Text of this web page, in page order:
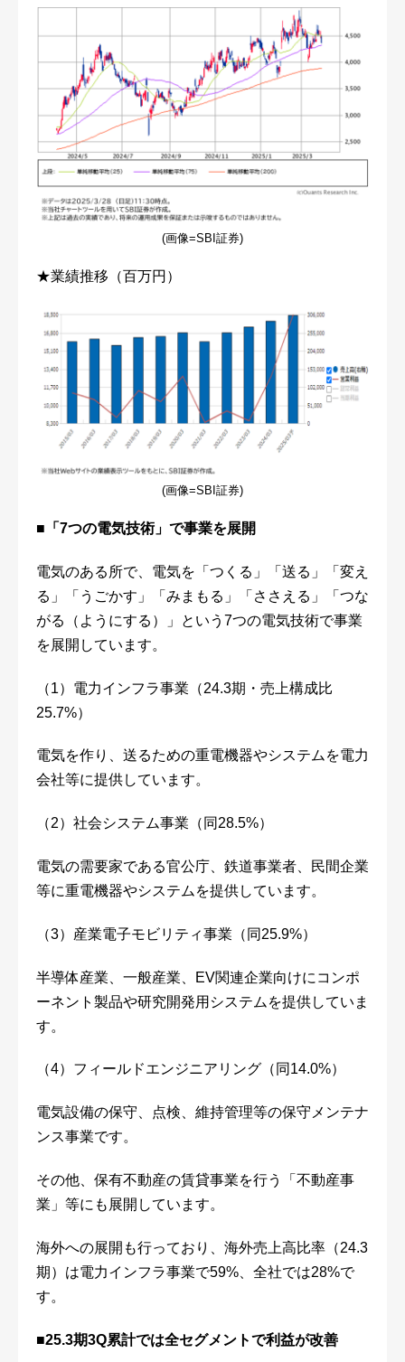
(画像=SBI証券)
★業績推移（百万円）
(画像=SBI証券)
■「 7つの電気技術」で事業を展開
電気のある所で、電気を「つくる」「送る」「変え
る」「うごかす」「みまもる」「ささえる」「つな
がる（ようにする）」という7つの電気技術で事業
を展開しています。
（1）電力インフラ事業（24.3期・売上構成比
25.7%）
電気を作り、送るための重電機器やシステムを電力
会社等に提供しています。
（2）社会システム事業（同28.5%）
電気の需要家である官公庁、鉄道事業者、民間企業
等に重電機器やシステムを提供しています。
（3）産業電子モビリティ事業（同25.9%）
半導体産業、一般産業、EV関連企業向けにコンポ
ーネント製品や研究開発用システムを提供していま
す。
（4）フィールドエンジニアリング（同14.0%）
電気設備の保守、点検、維持管理等の保守メンテナ
ンス事業です。
その他、保有不動産の賃貸事業を行う「不動産事
業」等にも展開しています。
海外への展開も行っており、海外売上高比率（24.3
期）は電力インフラ事業で59%、全社では28%で
す。
■25.3期3Q累計では全セグメントで利益が改善